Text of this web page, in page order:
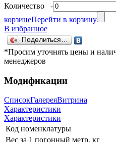
Количество -
корзинеПерейти в корзину
В избранное
Поделиться…
*Просим уточнять цены и
менеджеров
Модификации
СписокГалереяВитрина
Характеристики
Характеристики
Код номенклатуры
Вес за 1 погонный метр, кг